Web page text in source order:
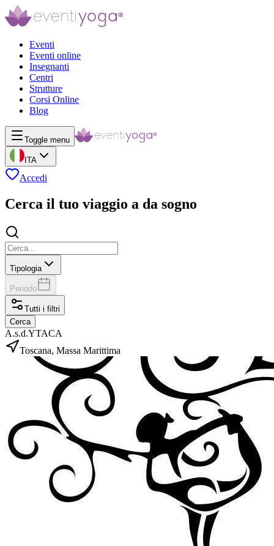
Eventi
Eventi online
Insegnanti
Centri
Strutture
Corsi Online
Blog
Toggle menu
ITA
Accedi
Cerca il tuo viaggio a da sogno
Tipologia
Periodo
Tutti i filtri
Cerca
A.s.d.YTACA
Toscana, Massa Marittima